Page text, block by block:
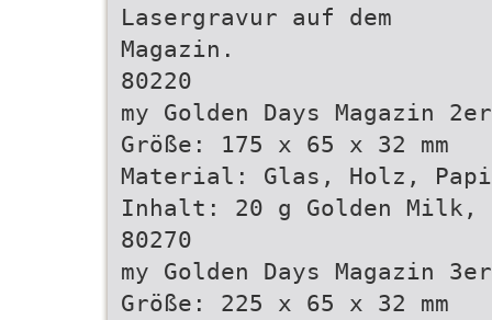
Lasergravur auf dem
Magazin.
80220
my Golden Days Magazin 2er
Größe: 175 x 65 x 32 mm
Material: Glas, Holz,
Inhalt: 20 g Golden
80270
my Golden Days Magazin 3er
Größe: 225 x 65 x 32 mm